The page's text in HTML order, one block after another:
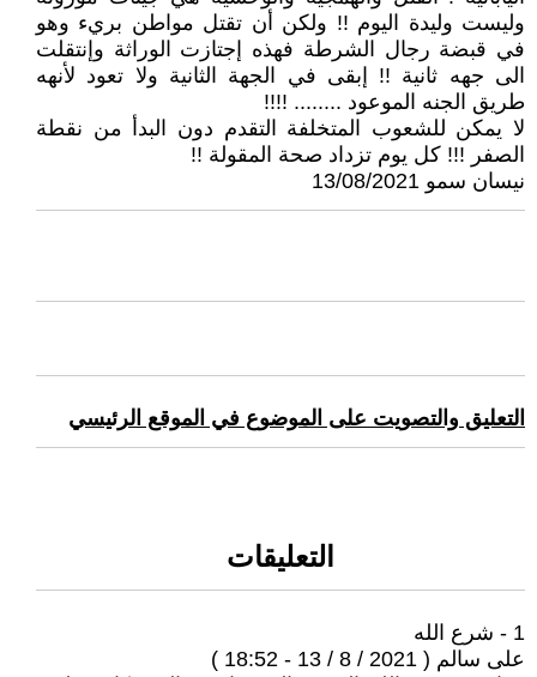
وليست وليدة اليوم !! ولكن أن تقتل مواطن بريء وهو
في قبضة رجال الشرطة فهذه إجتازت الوراثة وإنتقلت
الى جهه ثانية !! إبقى في الجهة الثانية ولا تعود لأنهه
طريق الجنه الموعود ........ !!!!
لا يمكن للشعوب المتخلفة التقدم دون البدأ من نقطة
الصفر !!! كل يوم تزداد صحة المقولة !!
نيسان سمو 13/08/2021
التعليق والتصويت على الموضوع في الموقع الرئيسي
التعليقات
1 - شرع الله
على سالم ( 2021 / 8 / 13 - 18:52 )